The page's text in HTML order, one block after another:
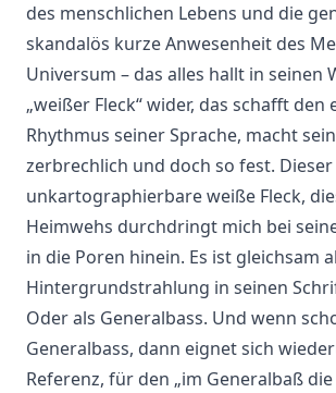
des menschlichen Lebens und die
skandalös kurze Anwesenheit des
Universum – das alles hallt in seinen
„weißer Fleck“ wider, das schafft
Rhythmus seiner Sprache, macht
zerbrechlich und doch so fest. Dieser
unkartographierbare weiße Fleck,
Heimwehs durchdringt mich bei
in die Poren hinein. Es ist gleichsam
Hintergrundstrahlung in seinen
Oder als Generalbass. Und wenn
Generalbass, dann eignet sich
Referenz, für den „im Generalbaß